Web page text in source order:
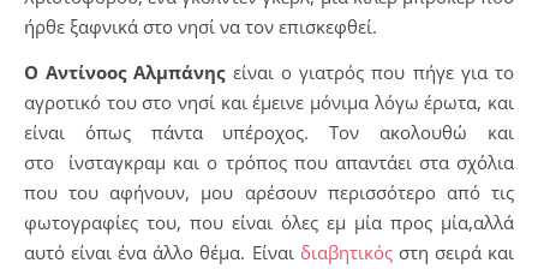
ήρθε ξαφνικά στο νησί να τον επισκεφθεί.
Ο Αντίνοος Αλμπάνηςείναι ο γιατρός που πήγε για το
αγροτικό του στο νησί και έμεινε μόνιμα λόγω έρωτα, και
είναι όπως πάντα υπέροχος. Τον ακολουθώ και
στο ίνσταγκραμ και ο τρόπος που απαντάει στα σχόλια
που του αφήνουν, μου αρέσουν περισσότερο από τις
φωτογραφίες του, που είναι όλες εμ μία προς μία,αλλά
αυτό είναι ένα άλλο θέμα. Είναι διαβητικός στη σειρά και